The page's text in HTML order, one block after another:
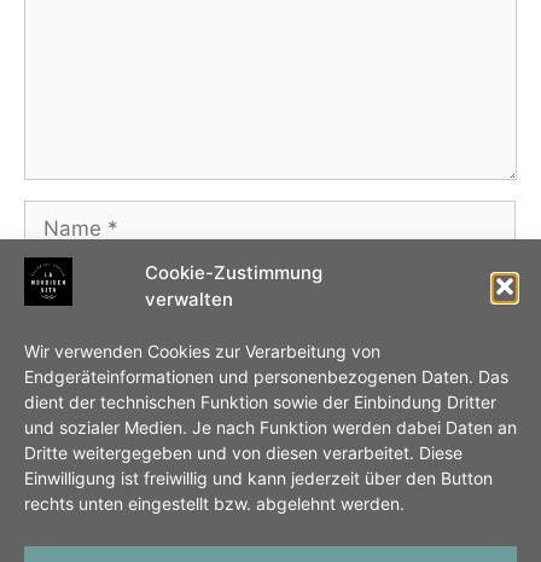
Cookie-Zustimmung
verwalten
Wir verwenden Cookies zur Verarbeitung von
Endgeräteinformationen und personenbezogenen Daten. Das
dient der technischen Funktion sowie der Einbindung Dritter
und sozialer Medien. Je nach Funktion werden dabei Daten an
Dritte weitergegeben und von diesen verarbeitet. Diese
Einwilligung ist freiwillig und kann jederzeit über den Button
rechts unten eingestellt bzw. abgelehnt werden.
E-
Mail-
Adresse
Website
Name, E-Mail-Adresse und Website in diesem
Browser für meinen nächsten Kommentar
speichern.